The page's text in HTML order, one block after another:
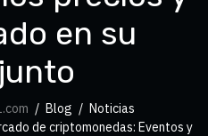
en su
Blog
Noticias
de criptomonedas: Eventos y